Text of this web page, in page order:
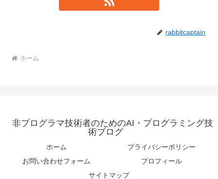
rabbitcaptain
ホーム
非プログラマ技術者のためのAI・プログラミング技
術ブログ
ホーム
プライバシーポリシー
お問い合わせフォーム
プロフィール
サイトマップ